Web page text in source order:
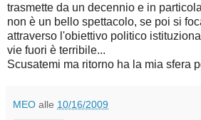
trasmette da un decennio e in
non è un bello spettacolo, se poi si
attraverso l'obiettivo politico
vie fuori è terribile...
Scusatemi ma ritorno ha la mia sfera
MEO alle 10/16/2009